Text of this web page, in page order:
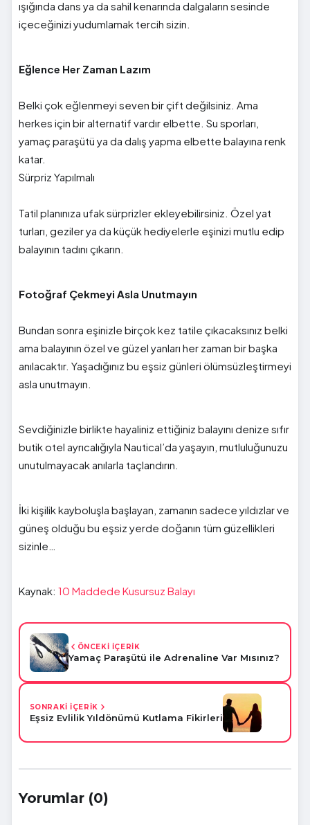
ışığında dans ya da sahil kenarında dalgaların sesinde
içeceğinizi yudumlamak tercih sizin.
Eğlence Her Zaman Lazım
Belki çok eğlenmeyi seven bir çift değilsiniz. Ama
herkes için bir alternatif vardır elbette. Su sporları,
yamaç paraşütü ya da dalış yapma elbette balayına renk
katar.
Sürpriz Yapılmalı
Tatil planınıza ufak sürprizler ekleyebilirsiniz. Özel yat
turları, geziler ya da küçük hediyelerle eşinizi mutlu edip
balayının tadını çıkarın.
Fotoğraf Çekmeyi Asla Unutmayın
Bundan sonra eşinizle birçok kez tatile çıkacaksınız belki
ama balayının özel ve güzel yanları her zaman bir başka
anılacaktır. Yaşadığınız bu eşsiz günleri ölümsüzleştirmeyi
asla unutmayın.
Sevdiğinizle birlikte hayaliniz ettiğiniz balayını denize sıfır
butik otel ayrıcalığıyla Nautical’da yaşayın, mutluluğunuzu
unutulmayacak anılarla taçlandırın.
İki kişilik kayboluşla başlayan, zamanın sadece yıldızlar ve
güneş olduğu bu eşsiz yerde doğanın tüm güzellikleri
sizinle…
Kaynak: 10 Maddede Kusursuz Balayı
ÖNCEKİ İÇERİK
Yamaç Paraşütü ile Adrenaline Var Mısınız?
SONRAKİ İÇERİK
Eşsiz Evlilik Yıldönümü Kutlama Fikirleri
Yorumlar (0)